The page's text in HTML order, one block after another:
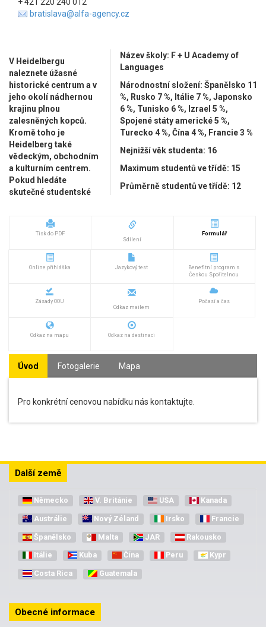
bratislava@alfa-agency.cz
V Heidelbergu
naleznete úžasné
historické centrum a v
jeho okolí nádhernou
krajinu plnou
zalesněných kopců.
Kromě toho je
Heidelberg také
vědeckým, obchodním
a kulturním centrem.
Pokud hledáte
skutečné studentské
a F+U Academy of
správnou volbou.
Název školy: F + U Academy of
Languages
Národnostní složení: Španělsko 11
%, Rusko 7 %, Itálie 7 %, Japonsko
6 %, Tunisko 6 %, Izrael 5 %,
Spojené státy americké 5 %,
Turecko 4 %, Čína 4 %, Francie 3 %
Nejnižší věk studenta: 16
Maximum studentů ve třídě: 15
Průměrně studentů ve třídě: 12
GE levels: all
Měna: EUR
Aktuální kurz 1 EUR = 24,99 Kč
Tisk do PDF
Sdílení
Formulář
Online přihláška Jazykový test
Benefitní program s
Českou Spořitelnou
Zásady OOU
Odkaz mailem
Počasí a čas
Odkaz na mapu Odkaz na destinaci
Úvod Fotogalerie Mapa
Pro konkrétní cenovou nabídku nás kontaktujte.
Další země
Německo V. Británie USA Kanada
Austrálie Nový Zéland Irsko Francie
Španělsko Malta JAR Rakousko
Itálie Kuba Čína Peru Kypr
Costa Rica Guatemala
Obecné informace